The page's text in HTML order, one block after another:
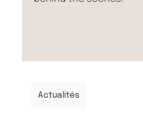
Actualités